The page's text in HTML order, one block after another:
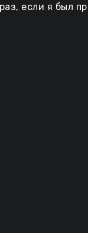
если я был